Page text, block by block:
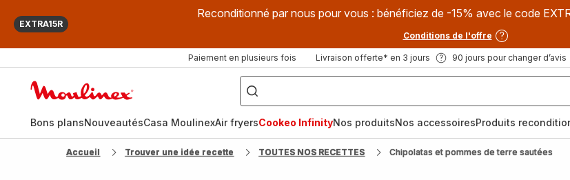
EXTRA15R
Reconditionné par nous pour vous : bénéficiez de -15% avec le code
Conditions de l'offre
Paiement en plusieurs fois Livraison offerte* en 3 jours 90 jours pour changer d’avis
["Que
recherchez-
vous
?",
fryer",
"Companion"]
Bons plansNouveautésCasa MoulinexAir fryersCookeo InfinityNos produitsNos accessoiresProduits
Accueil Trouver une idée recette TOUTES NOS RECETTES Chipolatas et pommes de terre sautées